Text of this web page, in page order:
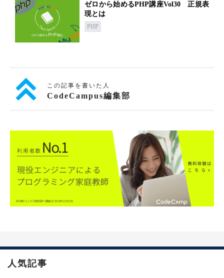
ゼロから始めるPHP講座Vol30 正規表
現とは
PHP
この記事を書いた人
CodeCampus編集部
人気記事